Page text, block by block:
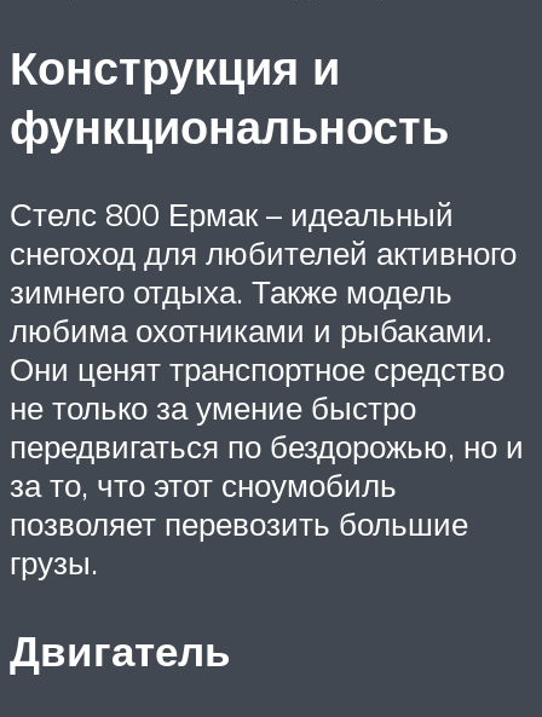
Конструкция и
функциональность
Стелс 800 Ермак – идеальный
снегоход для любителей активного
зимнего отдыха. Также модель
любима охотниками и рыбаками.
Они ценят транспортное средство
не только за умение быстро
передвигаться по бездорожью, но и
за то, что этот сноумобиль
позволяет перевозить большие
грузы.
Двигатель